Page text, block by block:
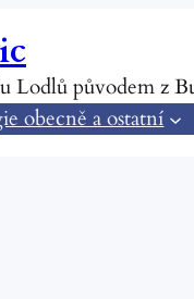
Lodlů původem z
obecně a ostatní